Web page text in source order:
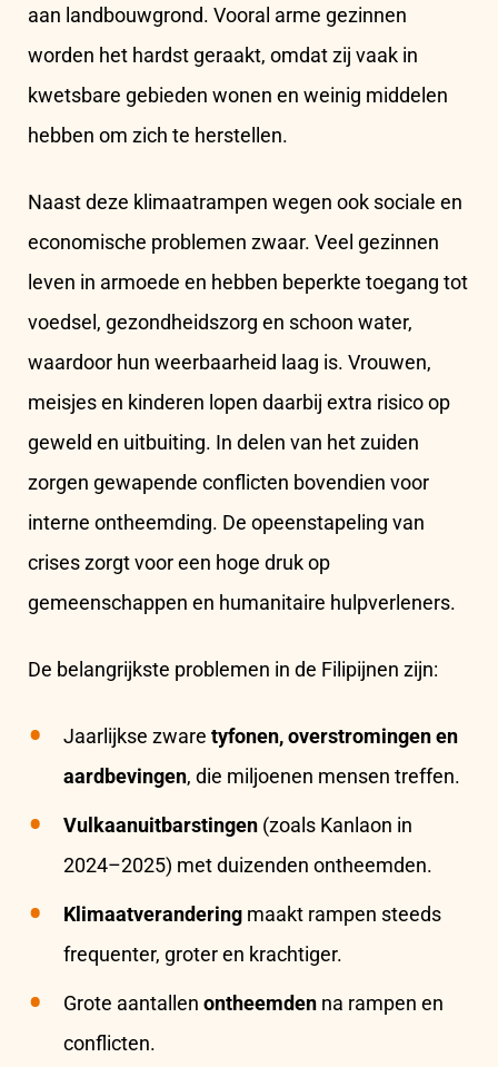
aan landbouwgrond. Vooral arme gezinnen
worden het hardst geraakt, omdat zij vaak in
kwetsbare gebieden wonen en weinig middelen
hebben om zich te herstellen.
Naast deze klimaatrampen wegen ook sociale en
economische problemen zwaar. Veel gezinnen
leven in armoede en hebben beperkte toegang tot
voedsel, gezondheidszorg en schoon water,
waardoor hun weerbaarheid laag is. Vrouwen,
meisjes en kinderen lopen daarbij extra risico op
geweld en uitbuiting. In delen van het zuiden
zorgen gewapende conflicten bovendien voor
interne ontheemding. De opeenstapeling van
crises zorgt voor een hoge druk op
gemeenschappen en humanitaire hulpverleners.
De belangrijkste problemen in de Filipijnen zijn:
Jaarlijkse zware tyfonen, overstromingen en
aardbevingen, die miljoenen mensen treffen.
Vulkaanuitbarstingen (zoals Kanlaon in
2024–2025) met duizenden ontheemden.
Klimaatverandering maakt rampen steeds
frequenter, groter en krachtiger.
Grote aantallen ontheemden na rampen en
conflicten.